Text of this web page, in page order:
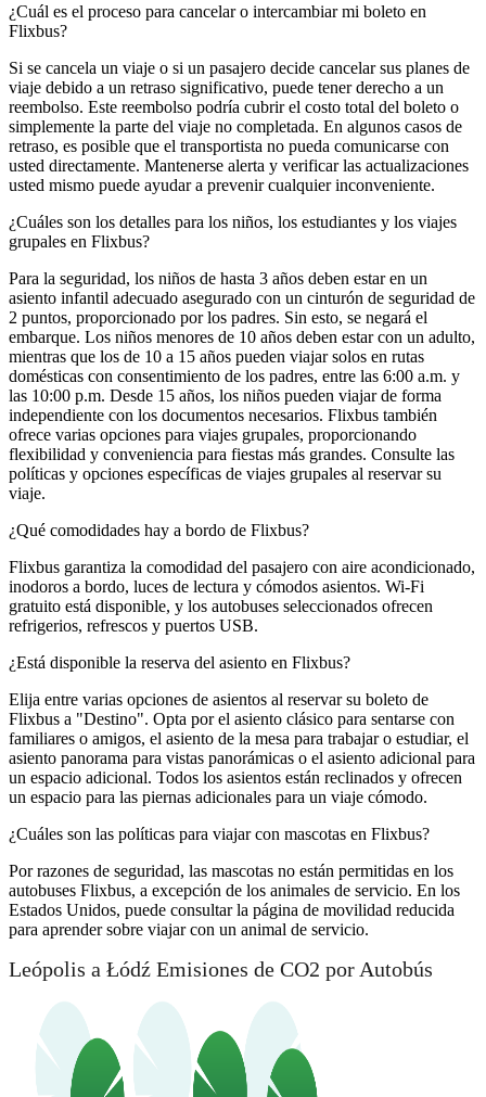
¿Cuál es el proceso para cancelar o intercambiar mi boleto en
Flixbus?
Si se cancela un viaje o si un pasajero decide cancelar sus planes de
viaje debido a un retraso significativo, puede tener derecho a un
reembolso. Este reembolso podría cubrir el costo total del boleto o
simplemente la parte del viaje no completada. En algunos casos de
retraso, es posible que el transportista no pueda comunicarse con
usted directamente. Mantenerse alerta y verificar las actualizaciones
usted mismo puede ayudar a prevenir cualquier inconveniente.
¿Cuáles son los detalles para los niños, los estudiantes y los viajes
grupales en Flixbus?
Para la seguridad, los niños de hasta 3 años deben estar en un
asiento infantil adecuado asegurado con un cinturón de seguridad de
2 puntos, proporcionado por los padres. Sin esto, se negará el
embarque. Los niños menores de 10 años deben estar con un adulto,
mientras que los de 10 a 15 años pueden viajar solos en rutas
domésticas con consentimiento de los padres, entre las 6:00 a.m. y
las 10:00 p.m. Desde 15 años, los niños pueden viajar de forma
independiente con los documentos necesarios. Flixbus también
ofrece varias opciones para viajes grupales, proporcionando
flexibilidad y conveniencia para fiestas más grandes. Consulte las
políticas y opciones específicas de viajes grupales al reservar su
viaje.
¿Qué comodidades hay a bordo de Flixbus?
Flixbus garantiza la comodidad del pasajero con aire acondicionado,
inodoros a bordo, luces de lectura y cómodos asientos. Wi-Fi
gratuito está disponible, y los autobuses seleccionados ofrecen
refrigerios, refrescos y puertos USB.
¿Está disponible la reserva del asiento en Flixbus?
Elija entre varias opciones de asientos al reservar su boleto de
Flixbus a "Destino". Opta por el asiento clásico para sentarse con
familiares o amigos, el asiento de la mesa para trabajar o estudiar, el
asiento panorama para vistas panorámicas o el asiento adicional para
un espacio adicional. Todos los asientos están reclinados y ofrecen
un espacio para las piernas adicionales para un viaje cómodo.
¿Cuáles son las políticas para viajar con mascotas en Flixbus?
Por razones de seguridad, las mascotas no están permitidas en los
autobuses Flixbus, a excepción de los animales de servicio. En los
Estados Unidos, puede consultar la página de movilidad reducida
para aprender sobre viajar con un animal de servicio.
Leópolis a Łódź Emisiones de CO2 por Autobús